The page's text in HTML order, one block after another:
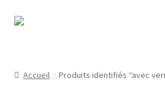
Aller
Aller
Accueil Produits identifiés “avec